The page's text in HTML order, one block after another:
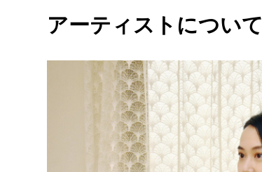
アーティストについて